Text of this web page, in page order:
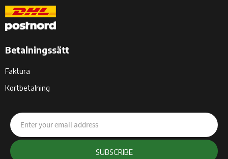
Betalningssätt
Faktura
Kortbetalning
SUBSCRIBE